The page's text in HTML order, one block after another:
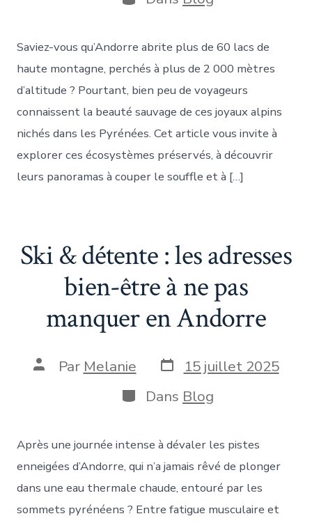
Saviez-vous qu’Andorre abrite plus de 60 lacs de
haute montagne, perchés à plus de 2 000 mètres
d’altitude ? Pourtant, bien peu de voyageurs
connaissent la beauté sauvage de ces joyaux alpins
nichés dans les Pyrénées. Cet article vous invite à
explorer ces écosystèmes préservés, à découvrir
leurs panoramas à couper le souffle et à […]
Ski & détente : les adresses
bien-être à ne pas
manquer en Andorre
Auteur
Par Melanie Date
de
publication
15 juillet 2025
Catégories
Dans Blog
Après une journée intense à dévaler les pistes
enneigées d’Andorre, qui n’a jamais rêvé de plonger
dans une eau thermale chaude, entouré par les
sommets pyrénéens ? Entre fatigue musculaire et